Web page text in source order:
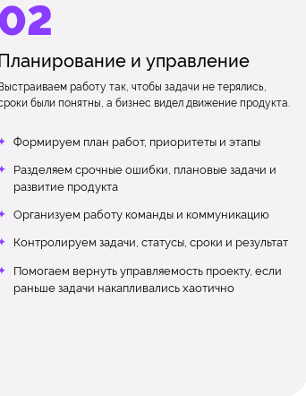
Планирование и управление
работу так, чтобы задачи не терялись,
были понятны, а бизнес видел движение продукта.
Формируем план работ, приоритеты и этапы
Разделяем срочные ошибки, плановые задачи и
развитие продукта
Организуем работу команды и коммуникацию
Контролируем задачи, статусы, сроки и результат
Помогаем вернуть управляемость проекту, если
раньше задачи накапливались хаотично